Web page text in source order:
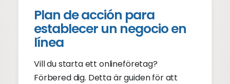
Plan de acción para
establecer un negocio en
línea
Vill du starta ett onlineföretag?
Förbered dig. Detta är guiden för att